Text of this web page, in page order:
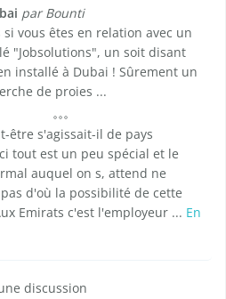
par Bounti
vous êtes en relation avec un
"Jobsolutions", un soit disant
installé à Dubai ! Sûrement un
de proies ...
être s'agissait-il de pays
tout est un peu spécial et le
auquel on s, attend ne
d'où la possibilité de cette
Emirats c'est l'employeur ... En
discussion